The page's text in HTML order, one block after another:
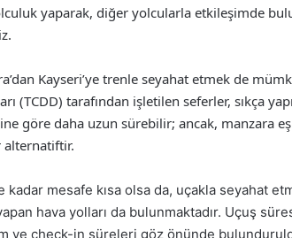
yaparak, diğer yolcularla etkileşimde
Kayseri’ye trenle seyahat etmek de
(TCDD) tarafından işletilen seferler, sıkça
göre daha uzun sürebilir; ancak, manzara
alternatiftir.
kadar mesafe kısa olsa da, uçakla seyahat
hava yolları da bulunmaktadır. Uçuş
ve check-in süreleri göz önünde